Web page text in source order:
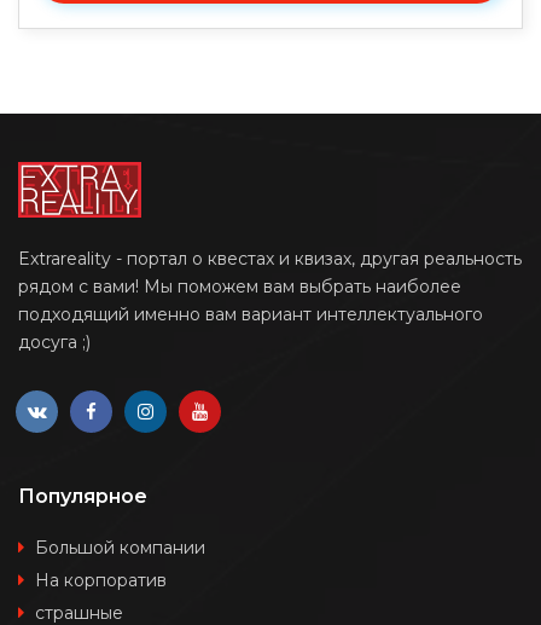
Extrareality - портал о квестах и квизах, другая реальность
рядом с вами! Мы поможем вам выбрать наиболее
подходящий именно вам вариант интеллектуального
досуга ;)
Популярное
Большой компании
На корпоратив
страшные